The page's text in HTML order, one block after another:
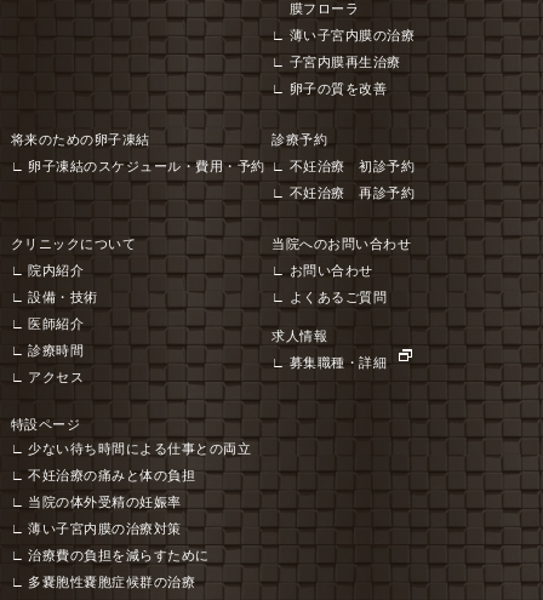
膜フローラ
薄い子宮内膜の治療
子宮内膜再生治療
卵子の質を改善
将来のための卵子凍結
卵子凍結のスケジュール・費用・予約
診療予約
不妊治療 初診予約
不妊治療 再診予約
クリニックについて
院内紹介
設備・技術
医師紹介
診療時間
アクセス
当院へのお問い合わせ
お問い合わせ
よくあるご質問
求人情報
募集職種・詳細
特設ページ
少ない待ち時間による仕事との両立
不妊治療の痛みと体の負担
当院の体外受精の妊娠率
薄い子宮内膜の治療対策
治療費の負担を減らすために
多嚢胞性嚢胞症候群の治療